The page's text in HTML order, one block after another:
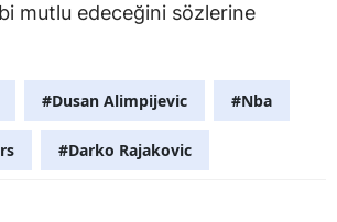
mutlu edeceğini sözlerine
#Dusan Alimpijevic #Nba
#Darko Rajakovic